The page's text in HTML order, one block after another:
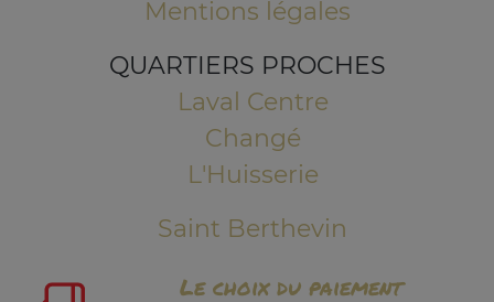
Mentions légales
QUARTIERS PROCHES
Laval Centre
Changé
L'Huisserie
Saint Berthevin
Le choix du paiement